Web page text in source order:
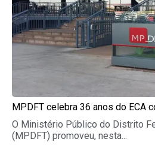
MPDFT celebra 36 anos do ECA
O Ministério Público do Distrito
(MPDFT) promoveu, nesta...